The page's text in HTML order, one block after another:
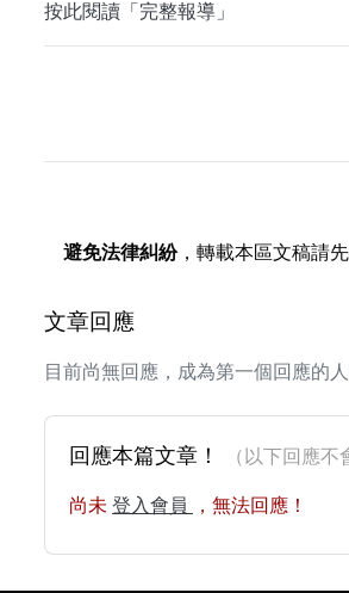
按此閱讀「完整報導」
避免法律糾紛，轉載本區文稿請
文章回應
目前尚無回應，成為第一個回應的人
回應本篇文章！ （以下回應
尚未 登入會員 ，無法回應！